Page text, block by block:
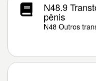
N48.9
pênis
N48 Outros